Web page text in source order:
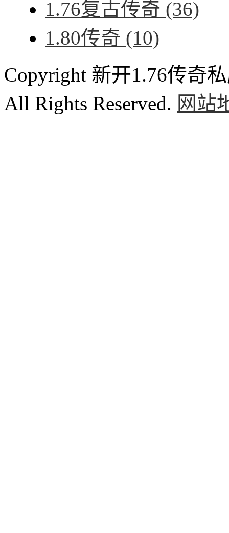
1.76复古传奇 (36)
1.80传奇 (10)
Copyright 新开1.76传奇
All Rights Reserved. 网站